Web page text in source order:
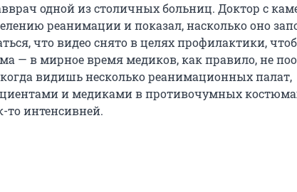
одной из столичных больниц. Доктор с
реанимации и показал, насколько оно
что видео снято в целях профилактики,
— в мирное время медиков, как правило, не
видишь несколько реанимационных палат,
и медиками в противочумных
то интенсивней.